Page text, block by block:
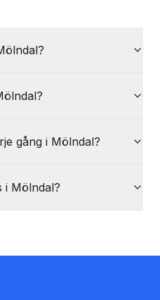
gång i Mölndal?
i Mölndal?